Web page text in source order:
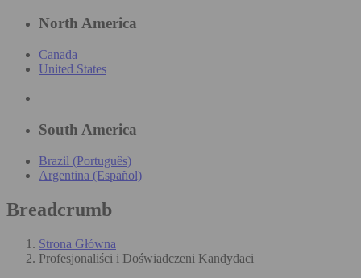
North America
Canada
United States
South America
Brazil (Português)
Argentina (Español)
Breadcrumb
Strona Główna
Profesjonaliści i Doświadczeni Kandydaci